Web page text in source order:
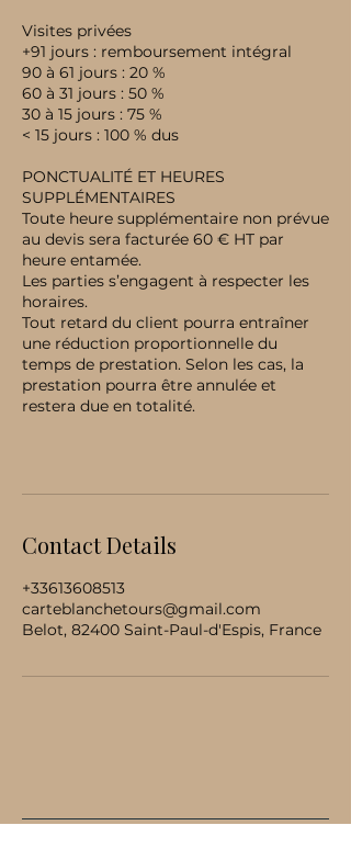
Visites privées
+91 jours : remboursement intégral
90 à 61 jours : 20 %
60 à 31 jours : 50 %
30 à 15 jours : 75 %
< 15 jours : 100 % dus
PONCTUALITÉ ET HEURES
SUPPLÉMENTAIRES
Toute heure supplémentaire non prévue
au devis sera facturée 60 € HT par
heure entamée.
Les parties s’engagent à respecter les
horaires.
Tout retard du client pourra entraîner
une réduction proportionnelle du
temps de prestation. Selon les cas, la
prestation pourra être annulée et
restera due en totalité.
Contact Details
+33613608513
carteblanchetours@gmail.com
Belot, 82400 Saint-Paul-d'Espis, France